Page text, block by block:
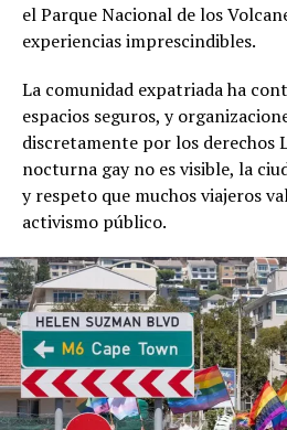
el Parque Nacional de los
experiencias imprescindibles.
La comunidad expatriada ha
espacios seguros, y
discretamente por los derechos
nocturna gay no es visible, la
y respeto que muchos viajeros
activismo público.